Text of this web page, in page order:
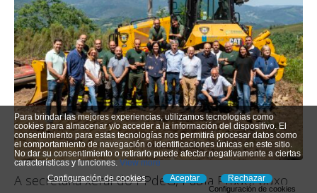
A secretaria xeral do PPdeG, Paula Prado, puxo
Para brindar las mejores experiencias, utilizamos tecnologías como
cookies para almacenar y/o acceder a la información del dispositivo. El
consentimiento para estas tecnologías nos permitirá procesar datos como
el comportamiento de navegación o identificaciones únicas en este sitio.
No dar su consentimiento o retirarlo puede afectar negativamente a ciertas
características y funciones.View more
Configuración de cookies
Aceptar Rechazar
Configuración de cookies